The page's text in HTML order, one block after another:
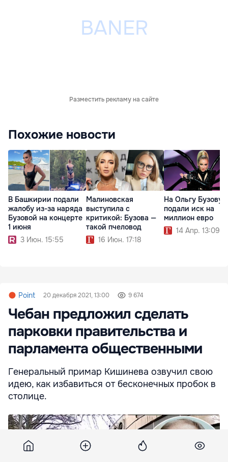
Разместить рекламу на сайте
Похожие новости
В Башкирии подали
жалобу из-за наряда
Бузовой на концерте
1 июня
3 Июн. 15:55
Малиновская
выступила с
критикой: Бузова —
такой пчеловод
16 Июн. 17:18
На Ольгу Бузову
подали иск на
миллион евро
14 Апр. 13:09
Point 20 декабря 2021, 13:00 9 674
Чебан предложил сделать
парковки правительства и
парламента общественными
Генеральный примар Кишинева озвучил свою
идею, как избавиться от бесконечных пробок в
столице.